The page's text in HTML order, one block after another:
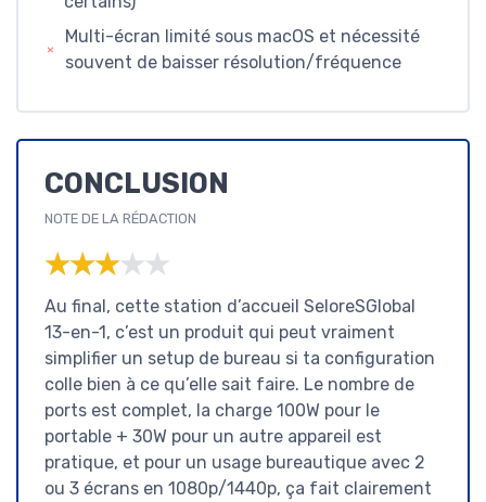
Multi-écran limité sous macOS et nécessité
souvent de baisser résolution/fréquence
CONCLUSION
NOTE DE LA RÉDACTION
★★★★★
★★★★★
Au final, cette station d’accueil SeloreSGlobal
13-en-1, c’est un produit qui peut vraiment
simplifier un setup de bureau si ta configuration
colle bien à ce qu’elle sait faire. Le nombre de
ports est complet, la charge 100W pour le
portable + 30W pour un autre appareil est
pratique, et pour un usage bureautique avec 2
ou 3 écrans en 1080p/1440p, ça fait clairement